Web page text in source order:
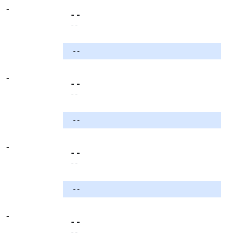
-
- -
- -
- -
-
- -
- -
- -
-
- -
- -
- -
-
- -
- -